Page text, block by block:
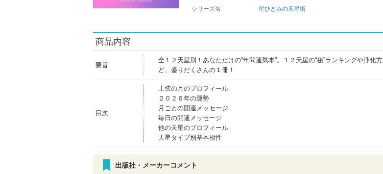
シリーズ名
星ひとみの天星術
商品内容
要旨
全１２天星別！あなただけの“年間運気本”。１２天星の“秘”ランキングや浄化
ど、盛りだくさんの１冊！
目次
上弦の月のプロフィール
２０２６年の運勢
月ごとの開運メッセージ
毎日の開運メッセージ
他の天星のプロフィール
天星タイプ別基本相性
出版社・メーカーコメント